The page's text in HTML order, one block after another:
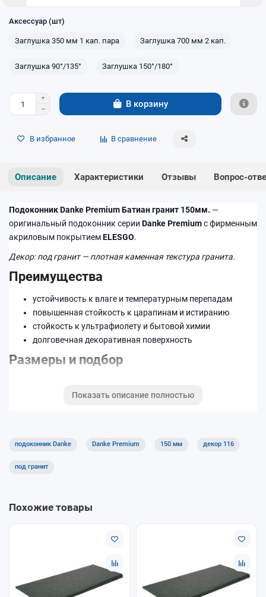
Аксессуар (шт)
Заглушка 350 мм 1 кап. пара Заглушка 700 мм 2 кап.
Заглушка 90°/135° Заглушка 150°/180°
В корзину
В избранное В сравнение
Описание Характеристики Отзывы Вопрос-
Подоконник Danke Premium Батиан гранит 150мм. —
оригинальный подоконник серии Danke Premiumс фирменным
акриловым покрытиемELESGO.
Декор: под гранит — плотная каменная текстура гранита.
Преимущества
устойчивость к влаге и температурным перепадам
повышенная стойкость к царапинам и истиранию
стойкость к ультрафиолету и бытовой химии
долговечная декоративная поверхность
Размеры и подбор
индивидуальным размерам.
Хорошее решение для кухни, детской и офисов благодаря
практичной поверхности.
Показать описание полностью
подоконник Danke Danke Premium 150 мм декор 116
под гранит
Похожие товары